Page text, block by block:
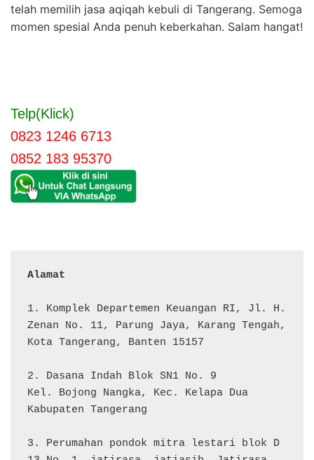
telah memilih jasa aqiqah kebuli di Tangerang. Semoga
momen spesial Anda penuh keberkahan. Salam hangat!
Telp(Klick)
0823 1246 6713
0852 183 95370
Alamat
1. Komplek Departemen Keuangan RI, Jl. H.
Zenan No. 11, Parung Jaya, Karang Tengah,
Kota Tangerang, Banten 15157
2. Dasana Indah Blok SN1 No. 9
Kel. Bojong Nangka, Kec. Kelapa Dua
Kabupaten Tangerang
3. Perumahan pondok mitra lestari blok D